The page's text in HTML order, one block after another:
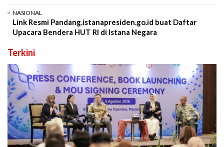
NASIONAL
Link Resmi Pandang.istanapresiden.go.id buat Daftar
Upacara Bendera HUT RI di Istana Negara
Terkini